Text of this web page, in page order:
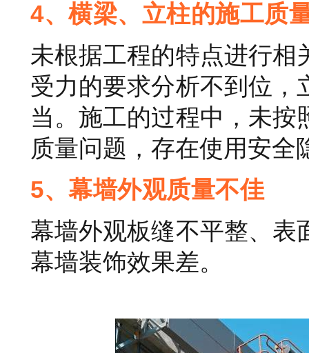
4、横梁、立柱的施工质
未根据工程的特点进行相
受力的要求分析不到位，
当。施工的过程中，未按
质量问题，存在使用安全
5、幕墙外观质量不佳
幕墙外观板缝不平整、表
幕墙装饰效果差。